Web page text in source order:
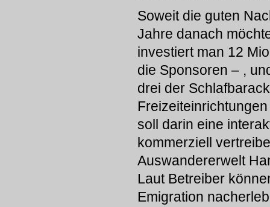
Soweit die guten
Jahre danach
investiert man 12
die Sponsoren – ,
drei der
soll darin eine
kommerziell
Auswandererwelt
Laut Betreiber
Emigration